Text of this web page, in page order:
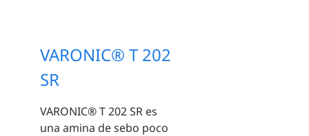
VARONIC® T 202
SR
VARONIC® T 202 SR es
una amina de sebo poco